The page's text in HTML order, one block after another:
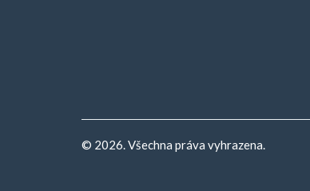
© 2026. Všechna práva vyhrazena.